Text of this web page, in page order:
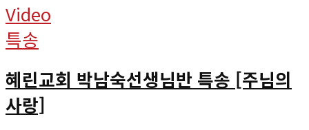
Video
특송
혜린교회 박남숙선생님반 특송 [주님의
사랑]